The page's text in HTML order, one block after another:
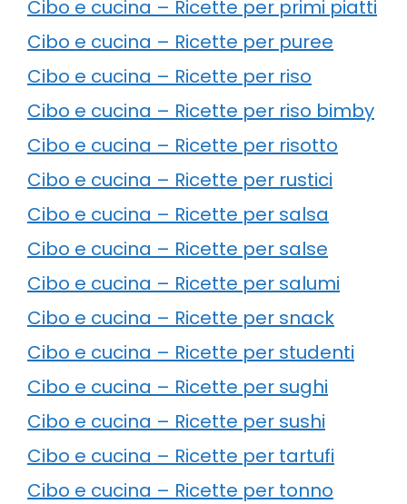
Cibo e cucina – Ricette per primi piatti
Cibo e cucina – Ricette per puree
Cibo e cucina – Ricette per riso
Cibo e cucina – Ricette per riso bimby
Cibo e cucina – Ricette per risotto
Cibo e cucina – Ricette per rustici
Cibo e cucina – Ricette per salsa
Cibo e cucina – Ricette per salse
Cibo e cucina – Ricette per salumi
Cibo e cucina – Ricette per snack
Cibo e cucina – Ricette per studenti
Cibo e cucina – Ricette per sughi
Cibo e cucina – Ricette per sushi
Cibo e cucina – Ricette per tartufi
Cibo e cucina – Ricette per tonno